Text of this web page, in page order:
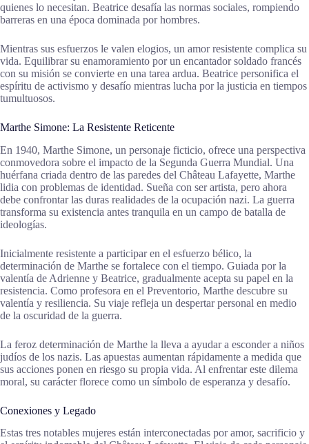
quienes lo necesitan. Beatrice desafía las normas sociales, rompiendo
barreras en una época dominada por hombres.
Mientras sus esfuerzos le valen elogios, un amor resistente complica su
vida. Equilibrar su enamoramiento por un encantador soldado francés
con su misión se convierte en una tarea ardua. Beatrice personifica el
espíritu de activismo y desafío mientras lucha por la justicia en tiempos
tumultuosos.
Marthe Simone: La Resistente Reticente
En 1940, Marthe Simone, un personaje ficticio, ofrece una perspectiva
conmovedora sobre el impacto de la Segunda Guerra Mundial. Una
huérfana criada dentro de las paredes del Château Lafayette, Marthe
lidia con problemas de identidad. Sueña con ser artista, pero ahora
debe confrontar las duras realidades de la ocupación nazi. La guerra
transforma su existencia antes tranquila en un campo de batalla de
ideologías.
Inicialmente resistente a participar en el esfuerzo bélico, la
determinación de Marthe se fortalece con el tiempo. Guiada por la
valentía de Adrienne y Beatrice, gradualmente acepta su papel en la
resistencia. Como profesora en el Preventorio, Marthe descubre su
valentía y resiliencia. Su viaje refleja un despertar personal en medio
de la oscuridad de la guerra.
La feroz determinación de Marthe la lleva a ayudar a esconder a niños
judíos de los nazis. Las apuestas aumentan rápidamente a medida que
sus acciones ponen en riesgo su propia vida. Al enfrentar este dilema
moral, su carácter florece como un símbolo de esperanza y desafío.
Conexiones y Legado
Estas tres notables mujeres están interconectadas por amor, sacrificio y